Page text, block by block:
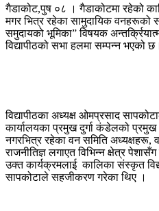
गैडाकोट,पुष ०८ । गैडाकोटमा रहेको
मगर भित्र रहेका सामुदायिक वनहरूको
समुदायको भूमिका” विषयक
विद्यापीठको सभा हलमा सम्पन्न भएको छ।
विद्यापीठका अध्यक्ष ओमप्रसाद
कार्यालयका प्रमुख दुर्गा कंडेलको
नगरभित्र रहेका वन समिति अध्यक्षहरू,
राजनीतिज्ञ लगाएत विभिन्न क्षेत्र
उक्त कार्यक्रमलाई कालिका संस्कृत
सापकोटाले सहजीकरण गरेका थिए ।